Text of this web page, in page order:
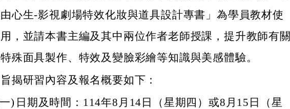
由心生-影視劇場特效化妝與道具設計專書」為學員教材使
用，並請本書主編及其中兩位作者老師授課，提升教師有關
特殊面具製作、特效及變臉彩繪等知識與美感體驗。
旨揭研習內容及報名概要如下：
) 日期及時間：114年8月14日（星期四）或8月15日（星